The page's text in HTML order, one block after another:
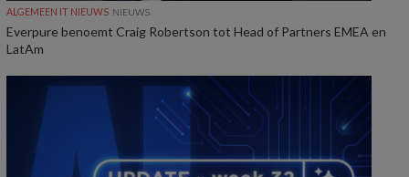
ALGEMEEN IT NIEUWS NIEUWS
Everpure benoemt Craig Robertson tot Head of Partners EMEA en
LatAm